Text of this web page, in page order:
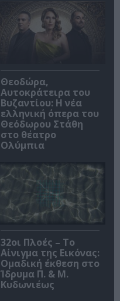
Θεοδώρα,
Αυτοκράτειρα του
Βυζαντίου: Η νέα
ελληνική όπερα του
Θεόδωρου Στάθη
στο θέατρο
Ολύμπια
32οι Πλοές – Το
Αίνιγμα της Εικόνας:
Ομαδική έκθεση στο
Ίδρυμα Π. & Μ.
Κυδωνιέως